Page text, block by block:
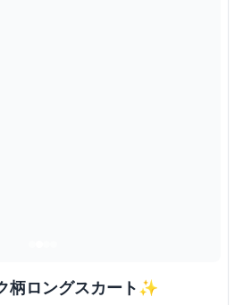
柄ロングスカート✨